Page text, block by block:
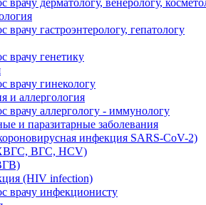
врачу дерматологу, венерологу,
гастроэнтерологу, гепатологу
врачу генетику
врачу гинекологу
аллергология
врачу аллергологу - иммунологу
и паразитарные заболевания
инфекция SARS-CoV-2)
ВГС, HCV)
(HIV infection)
врачу инфекционисту